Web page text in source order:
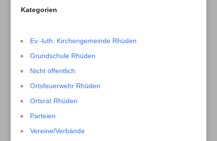
Kategorien
Ev.-luth. Kirchengemeinde Rhüden
Grundschule Rhüden
Nicht öffentlich
Ortsfeuerwehr Rhüden
Ortsrat Rhüden
Parteien
Vereine/Verbände